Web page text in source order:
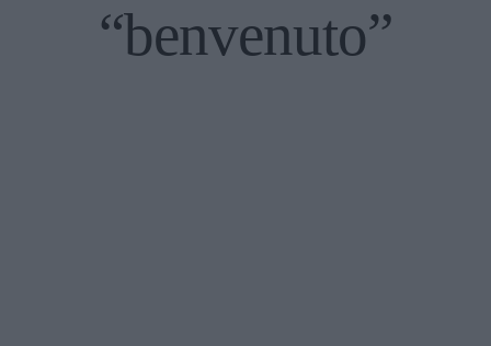
“benvenuto”